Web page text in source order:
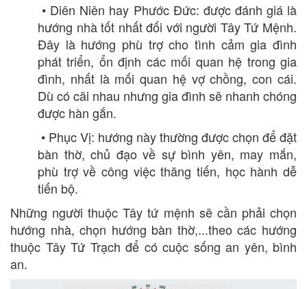
• Diên Niên hay Phước Đức: được đánh giá là
hướng nhà tốt nhất đối với người Tây Tứ Mệnh.
Đây là hướng phù trợ cho tình cảm gia đình
phát triển, ổn định các mối quan hệ trong gia
đình, nhất là mối quan hệ vợ chồng, con cái.
Dù có cãi nhau nhưng gia đình sẽ nhanh chóng
được hàn gắn.
• Phục Vị: hướng này thường được chọn để đặt
bàn thờ, chủ đạo về sự bình yên, may mắn,
phù trợ về công việc thăng tiến, học hành dễ
tiến bộ.
Những người thuộc Tây tứ mệnh sẽ cần phải chọn
hướng nhà, chọn hướng bàn thờ,...theo các hướng
thuộc Tây Tứ Trạch để có cuộc sống an yên, bình
an.